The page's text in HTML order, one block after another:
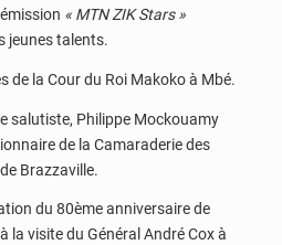
« MTN ZIK Stars »
jeunes talents.
de la Cour du Roi Makoko à Mbé.
salutiste, Philippe Mockouamy
de la Camaraderie des
Brazzaville.
du 80ème anniversaire de
la visite du Général André Cox à